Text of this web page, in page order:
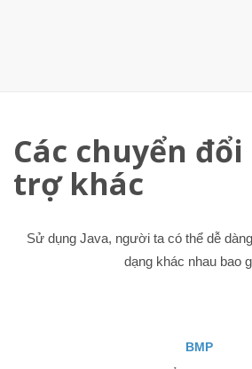
Các chuyển
trợ khác
Sử dụng Java, người ta có thể dễ
dạng khác nhau bao
BMP